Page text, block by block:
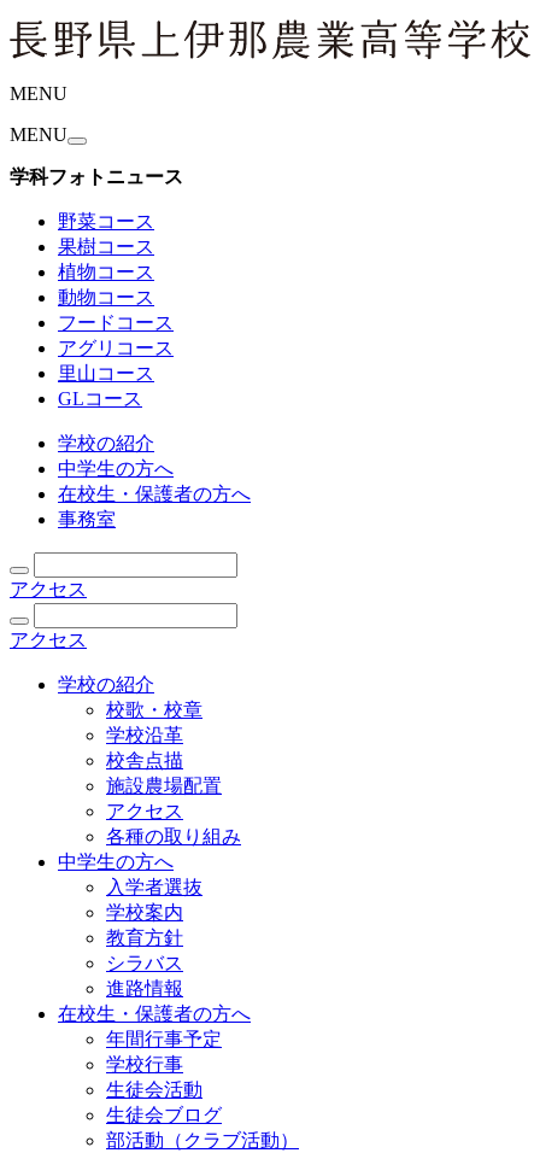
MENU
MENU
学科フォトニュース
野菜コース
果樹コース
植物コース
動物コース
フードコース
アグリコース
里山コース
GLコース
学校の紹介
中学生の方へ
在校生・保護者の方へ
事務室
アクセス
アクセス
学校の紹介
校歌・校章
学校沿革
校舎点描
施設農場配置
アクセス
各種の取り組み
中学生の方へ
入学者選抜
学校案内
教育方針
シラバス
進路情報
在校生・保護者の方へ
年間行事予定
学校行事
生徒会活動
生徒会ブログ
部活動（クラブ活動）